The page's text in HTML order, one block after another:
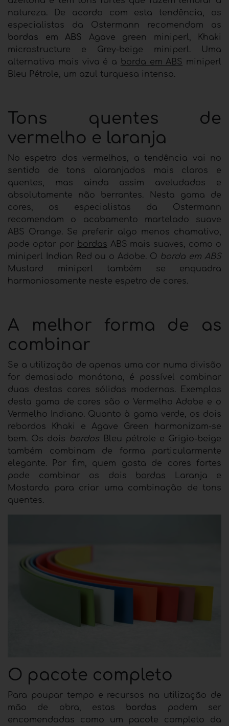
natureza. De acordo com esta tendência, os
especialistas da Ostermann recomendam as
bordas em ABS Agave green miniperl, Khaki
microstructure e Grey-beige miniperl. Uma
alternativa mais viva é a borda em ABS miniperl
Bleu Pétrole, um azul turquesa intenso.
Tons quentes de
vermelho e laranja
No espetro dos vermelhos, a tendência vai no
sentido de tons alaranjados mais claros e
quentes, mas ainda assim aveludados e
absolutamente não berrantes. Nesta gama de
cores, os especialistas da Ostermann
recomendam o acabamento martelado suave
ABS Orange. Se preferir algo menos chamativo,
pode optar por bordas ABS mais suaves, como o
miniperl Indian Red ou o Adobe. O borda em ABS
Mustard miniperl também se enquadra
harmoniosamente neste espetro de cores.
A melhor forma de as
combinar
Se a utilização de apenas uma cor numa divisão
for demasiado monótona, é possível combinar
duas destas cores sólidas modernas. Exemplos
desta gama de cores são o Vermelho Adobe e o
Vermelho Indiano. Quanto à gama verde, os dois
rebordos Khaki e Agave Green harmonizam-se
bem. Os dois bordos
Bleu pétrole e Grigio-beige
também combinam de forma particularmente
elegante. Por fim, quem gosta de cores fortes
pode combinar os dois bordas Laranja e
Mostarda para criar uma combinação de tons
quentes.
O pacote completo
Para poupar tempo e recursos na utilização de
mão de obra, estas bordas podem ser
encomendadas como um pacote completo da